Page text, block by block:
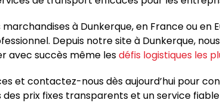
à Dunkerque, en France ou en
Depuis notre site à Dunkerque,
avec succès même lesdéfis logistiques les
et contactez-nous dès aujourd’hui pour
des prix fixes transparents et un service